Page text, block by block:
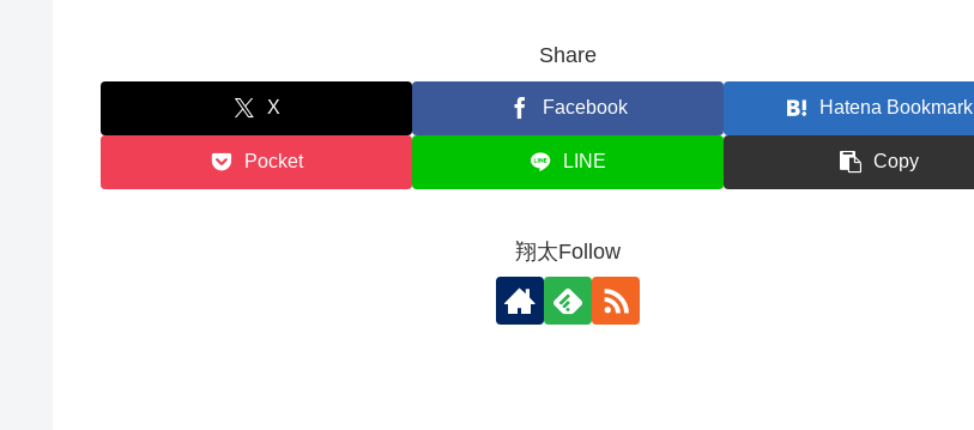
Share
X Facebook Hatena Bookmark
Pocket LINE Copy
翔太Follow